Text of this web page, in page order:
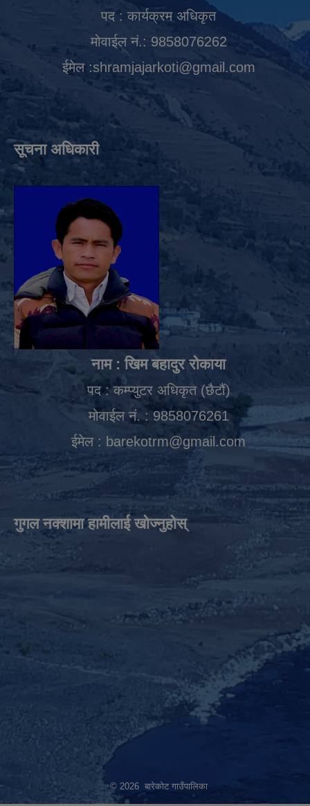
पद : कार्यक्रम अधिकृत
मोवाईल नं.: 9858076262
ईमेल :shramjajarkoti@gmail.com
सूचना अधिकारी
नाम : खिम बहादुर रोकाया
पद : कम्प्युटर अधिकृत (छैटौं)
मोवाईल नं. : 9858076261
ईमेल : barekotrm@gmail.com
गुगल नक्शामा हामीलाई खोज्नुहोस्
© 2026 बारेकोट गाउँपालिका